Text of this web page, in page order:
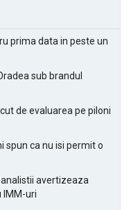
prima data in peste un
sub brandul
de evaluarea pe piloni
spun ca nu isi permit o
analistii avertizeaza
IMM-uri